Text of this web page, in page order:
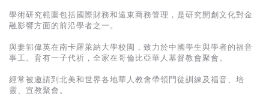
學術研究範圍包括國際財務和遠東商務管理，是研究開創文化對金
融影響方面的前沿學者之一。
與妻郭偉英在南卡羅萊納大學校園，致力於中國學生與學者的福音
事工。育有一子代祈，全家在哥倫比亞華人基督教會聚會。
經常被邀請到北美和世界各地華人教會帶領門徒訓練及福音、培
靈、宣教聚會。